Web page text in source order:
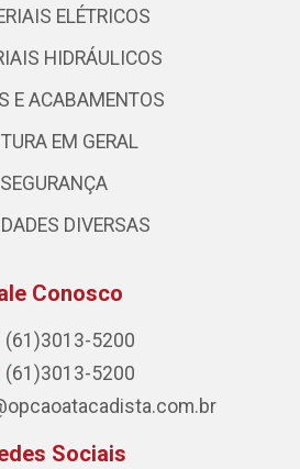
ELÉTRICOS
HIDRÁULICOS
E ACABAMENTOS
EM GERAL
SEGURANÇA
DIVERSAS
Conosco
(61)3013-5200
(61)3013-5200
Sociais